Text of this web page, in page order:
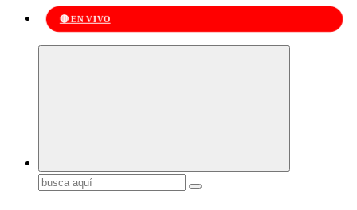
🔴 EN VIVO
Buscar: